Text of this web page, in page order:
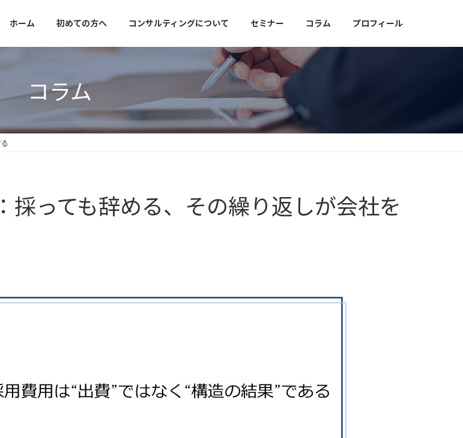
ホーム 初めての方へ コンサルティングについて セミナー コラム プロフィール
コラム
採っても辞める、その繰り返しが会社を